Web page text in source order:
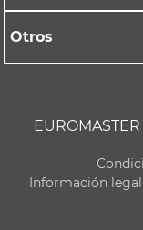
Otros
Información